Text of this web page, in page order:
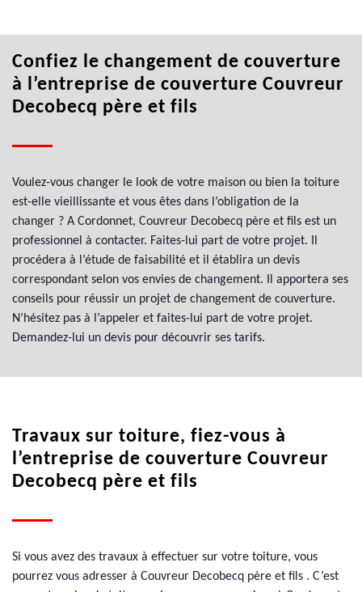
Confiez le changement de couverture
à l’entreprise de couverture Couvreur
Decobecq père et fils
Voulez-vous changer le look de votre maison ou bien la toiture
est-elle vieillissante et vous êtes dans l’obligation de la
changer ? A Cordonnet, Couvreur Decobecq père et fils est un
professionnel à contacter. Faites-lui part de votre projet. Il
procédera à l’étude de faisabilité et il établira un devis
correspondant selon vos envies de changement. Il apportera ses
conseils pour réussir un projet de changement de couverture.
N’hésitez pas à l’appeler et faites-lui part de votre projet.
Demandez-lui un devis pour découvrir ses tarifs.
Travaux sur toiture, fiez-vous à
l’entreprise de couverture Couvreur
Decobecq père et fils
Si vous avez des travaux à effectuer sur votre toiture, vous
pourrez vous adresser à Couvreur Decobecq père et fils . C’est